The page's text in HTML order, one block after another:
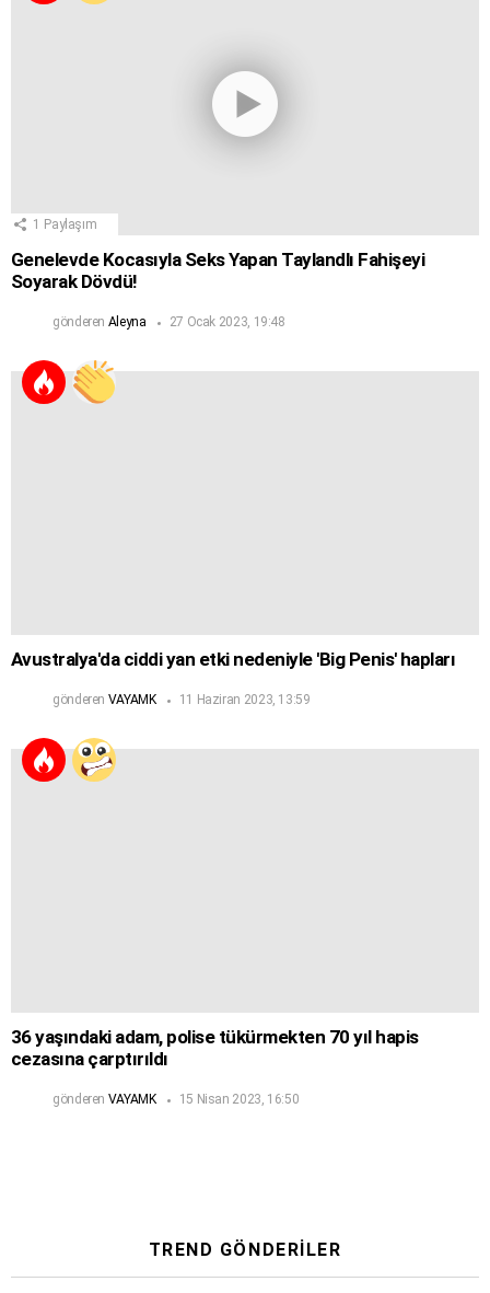
1 Paylaşım
Genelevde Kocasıyla Seks Yapan Taylandlı Fahişeyi
Soyarak Dövdü!
gönderen Aleyna 27 Ocak 2023, 19:48
Avustralya'da ciddi yan etki nedeniyle 'Big Penis' hapları
gönderen VAYAMK 11 Haziran 2023, 13:59
36 yaşındaki adam, polise tükürmekten 70 yıl hapis
cezasına çarptırıldı
gönderen VAYAMK 15 Nisan 2023, 16:50
TREND GÖNDERILER